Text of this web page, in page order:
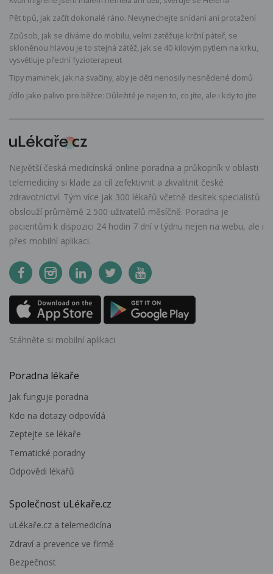
Pět tipů, jak začít dokonalé ráno. Nevynechejte snídani ani protažení
Způsob, jak se díváme do mobilu, velmi zatěžuje krční páteř, se
skloněnou hlavou je to stejná zátěž, jak se 40 kilovým pytlem na krku,
vysvětluje přední fyzioterapeut
Tipy maminek, jak na svačiny, aby je děti nenosily nesnědené domů
Jídlo jako palivo pro běžce: Důležité je nejen to, co jíte, ale i kdy to jíte
Největší česká medicínská online poradna a průkopník v oblasti
telemedicíny si klade za cíl zefektivnit a zkvalitnit české
zdravotnictví. Tým více jak 300 lékařů včetně desítek specialistů
obslouží průměrně 2 500 uživatelů měsíčně. Poradna je
pacientům k dispozici 24 hodin 7 dní v týdnu nejen na webu, ale i
přes mobilní aplikaci.
Stáhněte si mobilní aplikaci
Poradna lékaře
Jak funguje poradna
Kdo na dotazy odpovídá
Zeptejte se lékaře
Tematické poradny
Odpovědi lékařů
Společnost uLékaře.cz
uLékaře.cz a telemedicína
Zdraví a prevence ve firmě
Bezpečnost